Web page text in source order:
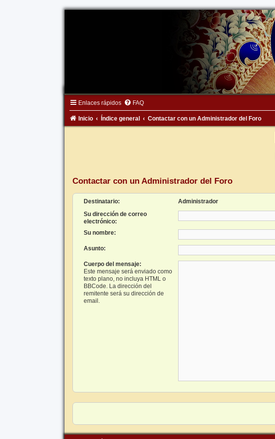
Enlaces rápidos FAQ
Inicio Índice general Contactar con un Administrador del Foro
Contactar con un Administrador del Foro
Destinatario:
Administrador
Su dirección de correo
electrónico:
Su nombre:
Asunto:
Cuerpo del mensaje:
Este mensaje será enviado como
texto plano, no incluya HTML o
BBCode. La dirección del
remitente será su dirección de
email.